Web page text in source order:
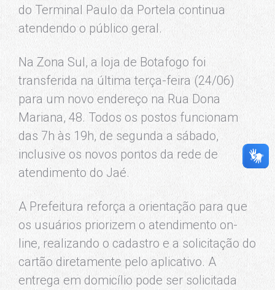
do Terminal Paulo da Portela continua
atendendo o público geral.
Na Zona Sul, a loja de Botafogo foi
transferida na última terça-feira (24/06)
para um novo endereço na Rua Dona
Mariana, 48. Todos os postos funcionam
das 7h às 19h, de segunda a sábado,
inclusive os novos pontos da rede de
atendimento do Jaé.
A Prefeitura reforça a orientação para que
os usuários priorizem o atendimento on-
line, realizando o cadastro e a solicitação do
cartão diretamente pelo aplicativo. A
entrega em domicílio pode ser solicitada